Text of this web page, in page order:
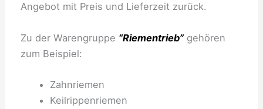
Angebot mit Preis und Lieferzeit zurück.
Zu der Warengruppe “Riementrieb”gehören
zum Beispiel:
Zahnriemen
Keilrippenriemen